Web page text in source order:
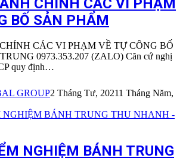
CHÍNH CÁC VI PHẠM
BỐ SẢN PHẨM
CÁC VI PHẠM VỀ TỰ CÔNG BỐ
0973.353.207 (ZALO) Căn cứ nghị
quy định…
GROUP2 Tháng Tư, 20211 Tháng Năm,
NGHIỆM BÁNH TRUNG